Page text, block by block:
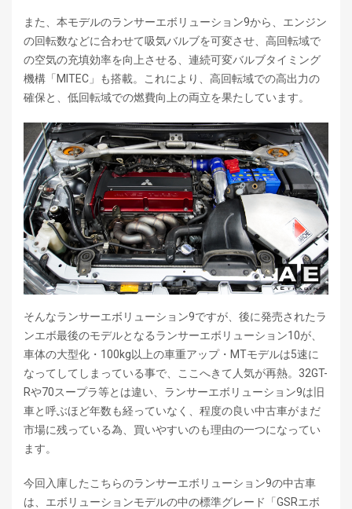
また、本モデルのランサーエボリューション9から、エンジン
の回転数などに合わせて吸気バルブを可変させ、高回転域で
の空気の充填効率を向上させる、連続可変バルブタイミング
機構「MITEC」も搭載。これにより、高回転域での高出力の
確保と、低回転域での燃費向上の両立を果たしています。
そんなランサーエボリューション9ですが、後に発売されたラ
ンエボ最後のモデルとなるランサーエボリューション10が、
車体の大型化・100kg以上の車重アップ・MTモデルは5速に
なってしてしまっている事で、ここへきて人気が再熱。32GT-
Rや70スープラ等とは違い、ランサーエボリューション9は旧
車と呼ぶほど年数も経っていなく、程度の良い中古車がまだ
市場に残っている為、買いやすいのも理由の一つになってい
ます。
今回入庫したこちらのランサーエボリューション9の中古車
は、エボリューションモデルの中の標準グレード「GSRエボ